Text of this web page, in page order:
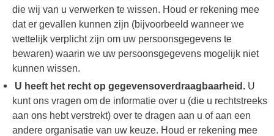
die wij van u verwerken te wissen. Houd er rekening mee
dat er gevallen kunnen zijn (bijvoorbeeld wanneer we
wettelijk verplicht zijn om uw persoonsgegevens te
bewaren) waarin we uw persoonsgegevens mogelijk niet
kunnen wissen.
U heeft het recht op gegevensoverdraagbaarheid. U
kunt ons vragen om de informatie over u (die u rechtstreeks
aan ons hebt verstrekt) over te dragen aan u of aan een
andere organisatie van uw keuze. Houd er rekening mee